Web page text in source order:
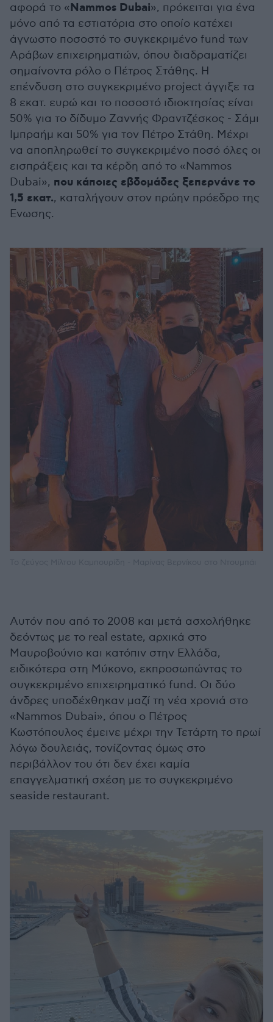
αφορά το «Nammos Dubai», πρόκειται για ένα
μόνο από τα εστιατόρια στο οποίο κατέχει
άγνωστο ποσοστό το συγκεκριμένο fund των
Αράβων επιχειρηματιών, όπου διαδραματίζει
σημαίνοντα ρόλο ο Πέτρος Στάθης. Η
επένδυση στο συγκεκριμένο project άγγιξε τα
8 εκατ. ευρώ και το ποσοστό ιδιοκτησίας είναι
50% για το δίδυμο Ζαννής Φραντζέσκος - Σάμι
Ιμπραήμ και 50% για τον Πέτρο Στάθη. Μέχρι
να αποπληρωθεί το συγκεκριμένο ποσό όλες οι
εισπράξεις και τα κέρδη από το «Nammos
Dubai», που κάποιες εβδομάδες ξεπερνάνε το
1,5 εκατ., καταλήγουν στον πρώην πρόεδρο της
Ενωσης.
Αυτόν που από το 2008 και μετά ασχολήθηκε
δεόντως με το real estate, αρχικά στο
Μαυροβούνιο και κατόπιν στην Ελλάδα,
ειδικότερα στη Μύκονο, εκπροσωπώντας το
συγκεκριμένο επιχειρηματικό fund. Οι δύο
άνδρες υποδέχθηκαν μαζί τη νέα χρονιά στο
«Nammos Dubai», όπου ο Πέτρος
Κωστόπουλος έμεινε μέχρι την Τετάρτη το πρωί
λόγω δουλειάς, τονίζοντας όμως στο
περιβάλλον του ότι δεν έχει καμία
επαγγελματική σχέση με το συγκεκριμένο
seaside restaurant.